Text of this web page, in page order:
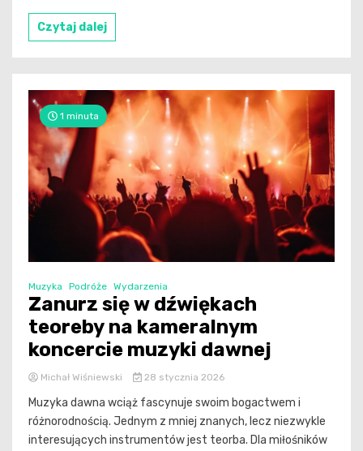
Czytaj dalej
1 minuta
Muzyka Podróże Wydarzenia
Zanurz się w dźwiękach
teoreby na kameralnym
koncercie muzyki dawnej
Michał Wiśniewski 28 stycznia 2026
Muzyka dawna wciąż fascynuje swoim bogactwem i
różnorodnością. Jednym z mniej znanych, lecz niezwykle
interesujących instrumentów jest teorba. Dla miłośników